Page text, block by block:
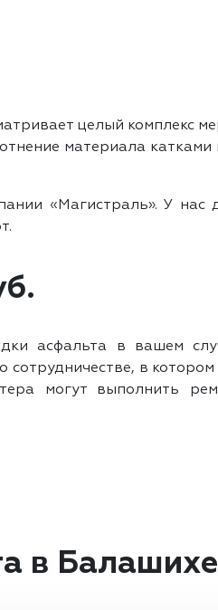
целый комплекс
материала
«Магистраль». У нас
асфальта в вашем
в котором
могут выполнить
в Балашихе